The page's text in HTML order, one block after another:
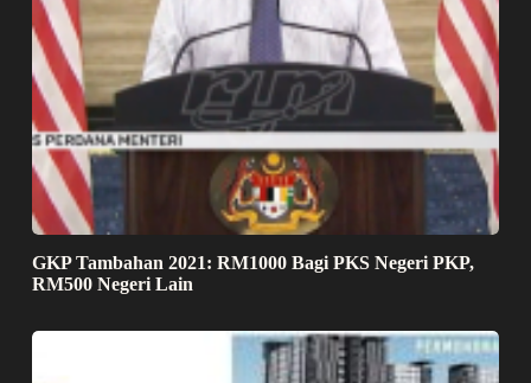
GKP Tambahan 2021: RM1000 Bagi PKS Negeri PKP,
RM500 Negeri Lain